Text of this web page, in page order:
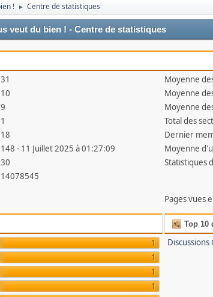
! ► Centre de statistiques
veut du bien ! - Centre de statistiques
31
10
9
1
18
148 - 11 Juillet 2025 à 01:27:09
30
14078545
Moyenne
Moyenne
Moyenne
Total des
Dernier
Moyenne
Statistiques
Pages vues
1
1
1
1
Top 10